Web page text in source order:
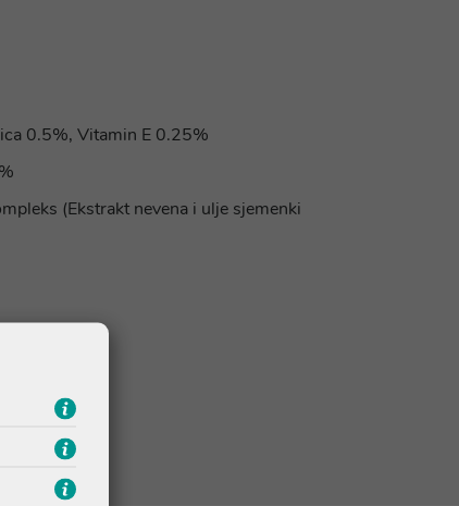
0.5%, Vitamin E 0.25%
(Ekstrakt nevena i ulje sjemenki